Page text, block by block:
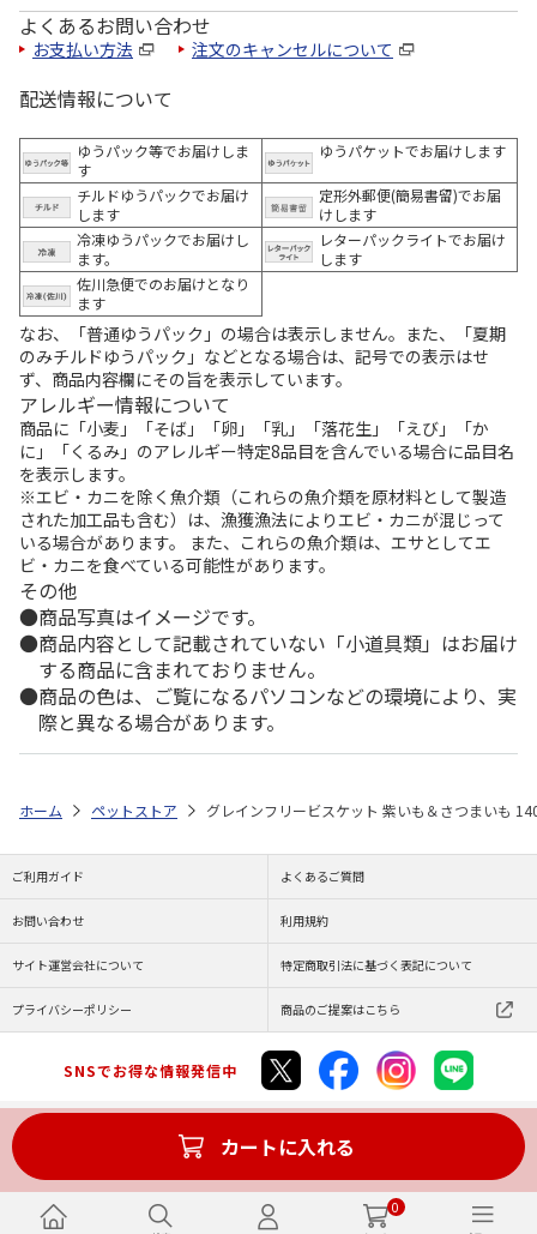
0
よくあるお問い合わせ
お支払い方法 注文のキャンセルについて
配送情報について
ゆうパック等でお届けしま
す
ゆうパケットでお届けします
チルドゆうパックでお届け
します
定形外郵便(簡易書留)でお届
けします
冷凍ゆうパックでお届けし
ます。
レターパックライトでお届け
します
佐川急便でのお届けとなり
ます
なお、「普通ゆうパック」の場合は表示しません。また、「夏期
のみチルドゆうパック」などとなる場合は、記号での表示はせ
ず、商品内容欄にその旨を表示しています。
アレルギー情報について
商品に「小麦」「そば」「卵」「乳」「落花生」「えび」「か
に」「くるみ」のアレルギー特定8品目を含んでいる場合に品目名
を表示します。
※エビ・カニを除く魚介類（これらの魚介類を原材料として製造
された加工品も含む）は、漁獲漁法によりエビ・カニが混じって
いる場合があります。 また、これらの魚介類は、エサとしてエ
ビ・カニを食べている可能性があります。
その他
商品写真はイメージです。
商品内容として記載されていない「小道具類」はお届け
する商品に含まれておりません。
商品の色は、ご覧になるパソコンなどの環境により、実
際と異なる場合があります。
カートに入れる
ホーム ペットストア グレインフリービスケット 紫いも＆さつまいも
ご利用ガイド よくあるご質問
お問い合わせ 利用規約
サイト運営会社について 特定商取引法に基づく表記について
プライバシーポリシー 商品のご提案はこちら
SNSでお得な情報発信中